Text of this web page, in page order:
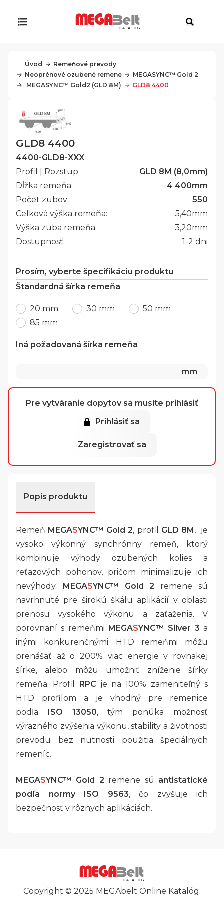
E-CATALOG
. . . Úvod
Remeňové prevody
Neoprénové ozubené remene
MEGASYNC™ Gold 2
MEGASYNC™ Gold2 (GLD 8M)
GLD8 4400
GLD8 4400
4400-GLD8-XXX
Profil | Rozstup:
GLD 8M (8,0mm)
Dĺžka remeňa:
4 400mm
Počet zubov:
550
Celková výška remeňa:
5,40mm
Výška zuba remeňa:
3,20mm
Dostupnosť:
1-2 dni
Prosím, vyberte špecifikáciu produktu
Štandardná šírka remeňa
20 mm 30 mm
50 mm
85 mm
Iná požadovaná šírka remeňa
mm
Pre vytváranie dopytov sa musíte prihlásiť
Prihlásiť sa
Zaregistrovať sa
Popis produktu
Remeň MEGASYNC™ Gold 2, profil GLD 8M , je
vysoko výkonný synchrónny remeň, ktorý
kombinuje výhody ozubených kolies a
reťazových pohonov, pričom minimalizuje ich
nevýhody.
MEGASYNC™ Gold 2 remene sú
navrhnuté pre širokú škálu aplikácií v oblasti
prenosu vysokého výkonu a zaťaženia. V
porovnaní s remeňmi MEGASYNC™ Silver 3 a
inými konkurenčnými HTD remeňmi môžu
prenášať až o 200% viac energie v rovnakej
šírke, alebo môžu umožniť zníženie šírky
remeňa. Profil
RPC je na 100% zameniteľný s
HTD profilom a je vhodný pre remenice
podľa
ISO 13050, tým ponúka možnosť
výrazného zvýšenia výkonu, stability a životnosti
prevodu bez nutnosti použitia špeciálnych
remeníc.
MEGASYNC™ Gold 2 remene sú antistatické
podľa normy ISO 9563, čo zvyšuje ich
bezpečnosť v rôznych aplikáciách.
E-CATALOG
Copyright © 2025 MEGAbelt Online Katalóg.